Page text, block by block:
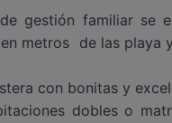
gestión familiar se
metros de las
con bonitas y
dobles o